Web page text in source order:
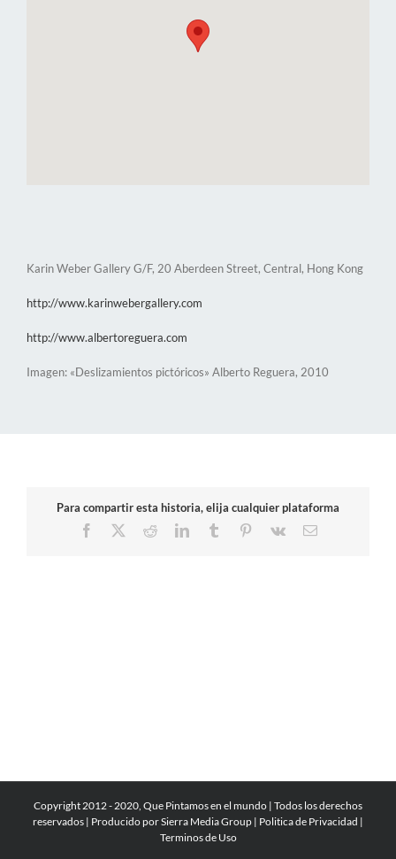
Karin Weber Gallery G/F, 20 Aberdeen Street, Central, Hong Kong
http://www.karinwebergallery.com
http://www.albertoreguera.com
Imagen: «Deslizamientos pictóricos» Alberto Reguera, 2010
Para compartir esta historia, elija cualquier plataforma
Facebook
RedditLinkedInTumblr Pinterest
Vk
Correo
Copyright 2012 - 2020, Que Pintamos en el mundo | Todos los derechos
reservados | Producido porSierra Media Group | Politica de Privacidad |
Terminos de Uso